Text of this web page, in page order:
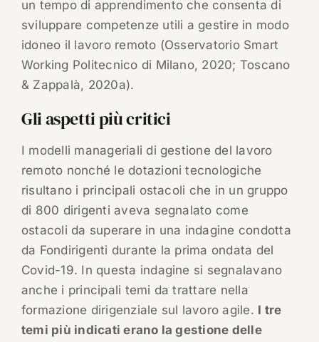
un tempo di apprendimento che consenta di
sviluppare competenze utili a gestire in modo
idoneo il lavoro remoto (Osservatorio Smart
Working Politecnico di Milano, 2020; Toscano
& Zappalà, 2020a).
Gli aspetti più critici
I modelli manageriali di gestione del lavoro
remoto nonché le dotazioni tecnologiche
risultano i principali ostacoli che in un gruppo
di 800 dirigenti aveva segnalato come
ostacoli da superare in una indagine condotta
da Fondirigenti durante la prima ondata del
Covid-19. In questa indagine si segnalavano
anche i principali temi da trattare nella
formazione dirigenziale sul lavoro agile. I tre
temi più indicati erano la gestione delle